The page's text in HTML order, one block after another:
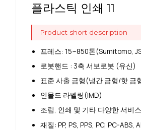
플라스틱 인쇄 11
Product short description
프레스: 15~850톤(Sumitomo,
로봇핸드 : 3축 서보로봇 (유신)
표준 사출 금형(냉간 금형/핫 금
인몰드 라벨링(IMD)
조립, 인쇄 및 기타 다양한 서비스
재질: PP, PS, PPS, PC, PC-ABS,